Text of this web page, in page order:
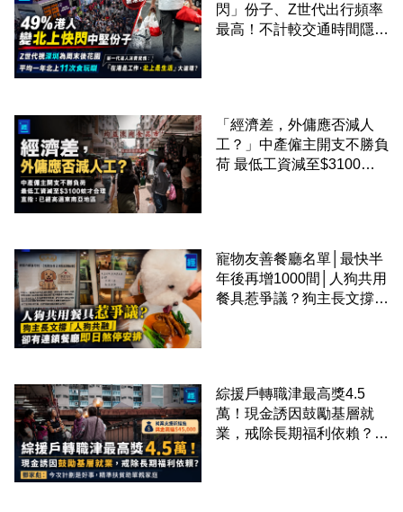
閃」份子、Z世代出行頻率
最高！不計較交通時間隱形
「經濟差，外傭應否減人
工？」中產僱主開支不勝負
荷 最低工資減至$3100蚊
寵物友善餐廳名單│最快半
年後再增1000間│人狗共用
餐具惹爭議？狗主長文撐
綜援戶轉職津最高獎4.5
萬！現金誘因鼓勵基層就
業，戒除長期福利依賴？鄧